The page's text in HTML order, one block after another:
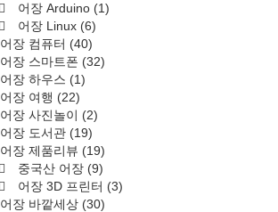
어장 Arduino (1)
어장 Linux (6)
어장 컴퓨터 (40)
어장 스마트폰 (32)
어장 하우스 (1)
어장 여행 (22)
어장 사진놀이 (2)
어장 도서관 (19)
어장 제품리뷰 (19)
중국산 어장 (9)
어장 3D 프린터 (3)
어장 바깥세상 (30)